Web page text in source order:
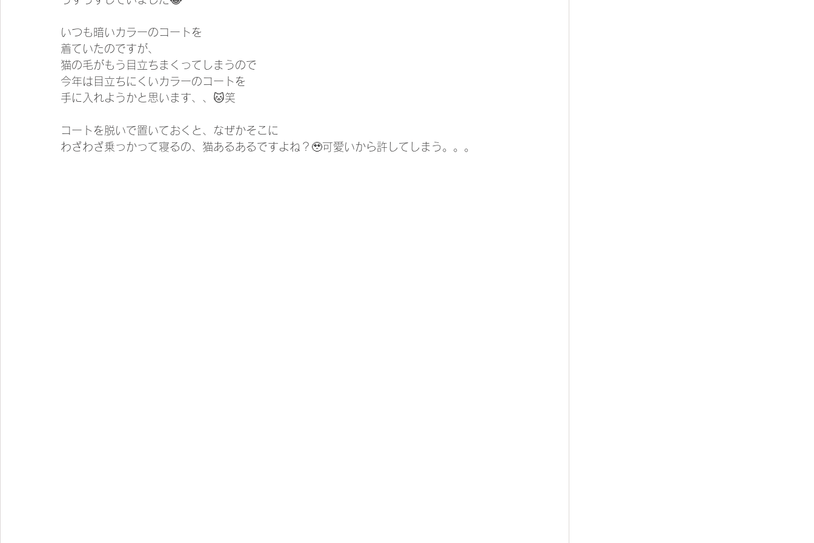
いつも暗いカラーのコートを
着ていたのですが、
猫の毛がもう目立ちまくってしまうので
今年は目立ちにくいカラーのコートを
手に入れようかと思います、、🐱笑
コートを脱いで置いておくと、なぜかそこに
わざわざ乗っかって寝るの、猫あるあるですよね？🥹可愛いから許してしまう。。。